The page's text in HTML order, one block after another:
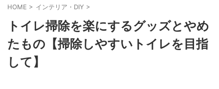
HOME > インテリア・DIY >
トイレ掃除を楽にするグッズとやめ
たもの【掃除しやすいトイレを目指
して】